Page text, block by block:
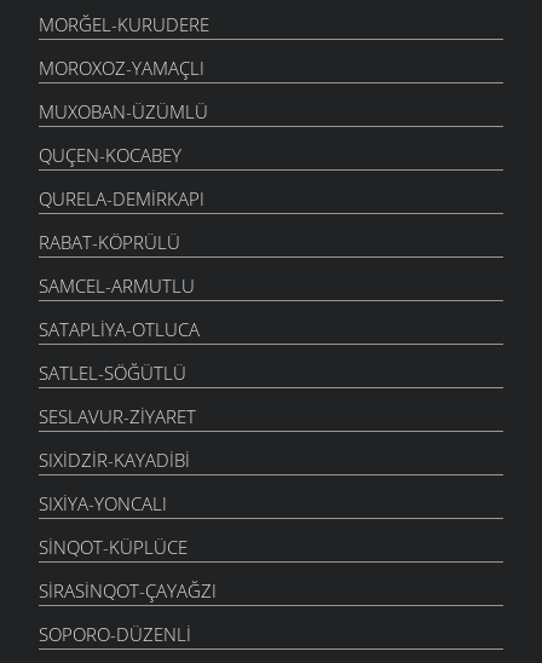
MORĞEL-KURUDERE
MOROXOZ-YAMAÇLI
MUXOBAN-ÜZÜMLÜ
QUÇEN-KOCABEY
QURELA-DEMIRKAPI
RABAT-KÖPRÜLÜ
SAMCEL-ARMUTLU
SATAPLIYA-OTLUCA
SATLEL-SÖĞÜTLÜ
SESLAVUR-ZIYARET
SIXIDZIR-KAYADIBI
SIXIYA-YONCALI
SINQOT-KÜPLÜCE
SIRASINQOT-ÇAYAĞZI
SOPORO-DÜZENLI